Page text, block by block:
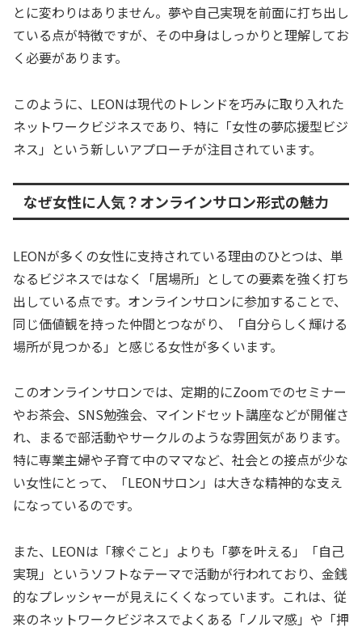
とに変わりはありません。夢や自己実現を前面に打ち出し
ている点が特徴ですが、その中身はしっかりと理解してお
く必要があります。
このように、LEONは現代のトレンドを巧みに取り入れた
ネットワークビジネスであり、特に「女性の夢応援型ビジ
ネス」という新しいアプローチが注目されています。
なぜ女性に人気？オンラインサロン形式の魅力
LEONが多くの女性に支持されている理由のひとつは、単
なるビジネスではなく「居場所」としての要素を強く打ち
出している点です。オンラインサロンに参加することで、
同じ価値観を持った仲間とつながり、「自分らしく輝ける
場所が見つかる」と感じる女性が多くいます。
このオンラインサロンでは、定期的にZoomでのセミナー
やお茶会、SNS勉強会、マインドセット講座などが開催さ
れ、まるで部活動やサークルのような雰囲気があります。
特に専業主婦や子育て中のママなど、社会との接点が少な
い女性にとって、「LEONサロン」は大きな精神的な支え
になっているのです。
また、LEONは「稼ぐこと」よりも「夢を叶える」「自己
実現」というソフトなテーマで活動が行われており、金銭
的なプレッシャーが見えにくくなっています。これは、従
来のネットワークビジネスでよくある「ノルマ感」や「押